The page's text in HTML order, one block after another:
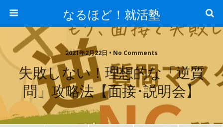
なるほど！就活塾
2021年2月22日 • No Comments
失敗しない！理想的な「逆質
問」攻略法【面接･説明会】